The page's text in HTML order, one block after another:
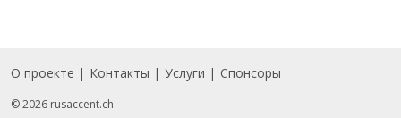
Footer
О проекте Контакты Услуги Спонсоры
© 2026 rusaccent.ch